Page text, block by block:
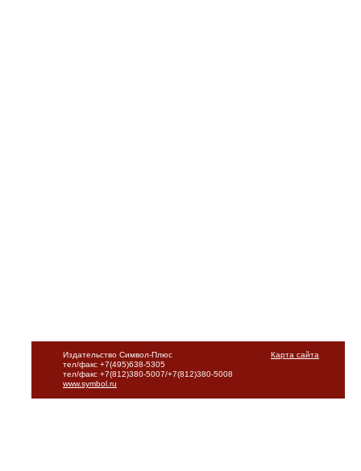
Карта сайта
Издательство Символ-Плюс
тел/факс +7(495)638-5305
тел/факс +7(812)380-5007/+7(812)380-5008
www.symbol.ru